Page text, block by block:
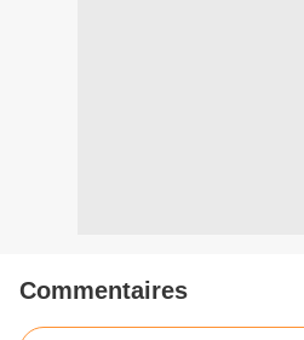
Commentaires